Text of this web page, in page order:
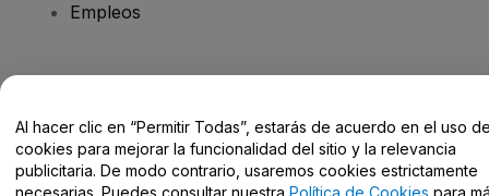
Empleos
Centro de Ayuda / Contacto
Al hacer clic en “Permitir Todas”, estarás de acuerdo en el uso
cookies para mejorar la funcionalidad del sitio y la relevancia
publicitaria. De modo contrario, usaremos cookies estrictamente
necesarias. Puedes consultar nuestra Política de Cookies para